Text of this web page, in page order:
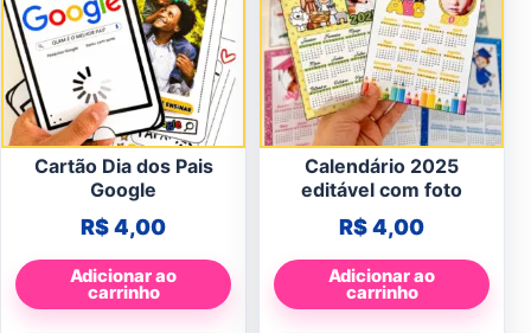
Cartão Dia dos Pais
Google
R$4,00
Adicionar ao
carrinho
Calendário 2025
editável com foto
R$4,00
Adicionar ao
carrinho